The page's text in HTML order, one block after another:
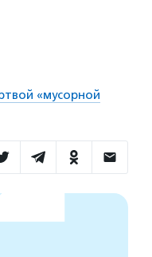
«мусорной